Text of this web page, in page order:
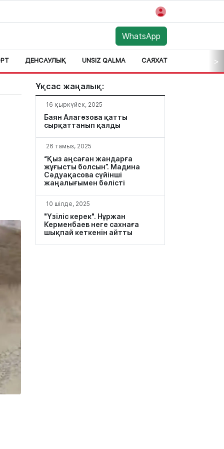
WhatsApp
ДЕНСАУЛЫҚ UNSIZ QALMA САЯХАТ >
Ұқсас жаңалық:
16 қыркүйек, 2025
Баян Алагөзова қатты
сырқаттанып қалды
26 тамыз, 2025
“Қыз аңсаған жандарға
жұғысты болсын”. Мадина
Сәдуақасова сүйінші
жаңалығымен бөлісті
10 шілде, 2025
"Үзіліс керек". Нұржан
Керменбаев неге сахнаға
шықпай кеткенін айтты